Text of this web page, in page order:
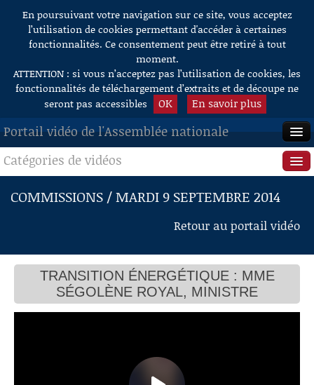
Aller au contenu
En poursuivant votre navigation sur ce site, vous acceptez
l’utilisation de cookies permettant d'accéder à certaines
fonctionnalités. Ce consentement peut être retiré à tout
moment.
ATTENTION : si vous n’acceptez pas l’utilisation de cookies, les
fonctionnalités de téléchargement d’extraits et de découpe ne
seront pas accessibles
OK En savoir plus
Portail vidéo de l'Assemblée nationale
ACCUEIL
EN DIRECT
RECHERCHE
AIDE À LA DÉCOUPE
DE VIDÉOS
Catégories de vidéos
Séance publique
Questions au Gouvernement
Commissions
Présidence
Évènements
Autres
COMMISSIONS / MARDI 9 SEPTEMBRE 2014
Retour au portail vidéo
TRANSITION ÉNERGÉTIQUE : MME
SÉGOLÈNE ROYAL, MINISTRE